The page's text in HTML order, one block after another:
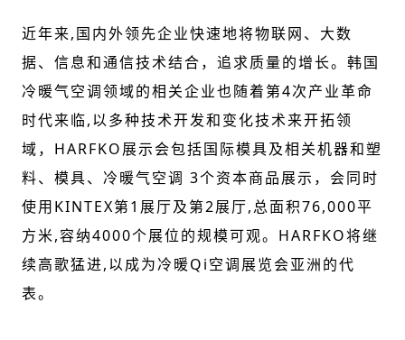
近年来,国内外领先企业快速地将物联网、大数
据、信息和通信技术结合，追求质量的增长。韩国
冷暖气空调领域的相关企业也随着第4次产业革命
时代来临,以多种技术开发和变化技术来开拓领
域， HARFKO展示会包括国际模具及相关机器和塑
料、模具、冷暖气空调 3个资本商品展示，会同时
使用KINTEX第1 展厅及第2展厅,总面积76,000平
方米,容纳4000个展位的规模可观。 HARFKO将继
续高歌猛进,以成为冷暖Qi空调展览会亚洲的代
表。